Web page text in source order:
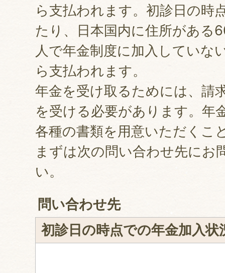
ら支払われます。初診日の時
たり、日本国内に住所がある
人で年金制度に加入していな
ら支払われます。
年金を受け取るためには、請
を受ける必要があります。年
各種の書類を用意いただくこ
まずは次の問い合わせ先にお
い。
問い合わせ先
初診日の時点での年金加入状